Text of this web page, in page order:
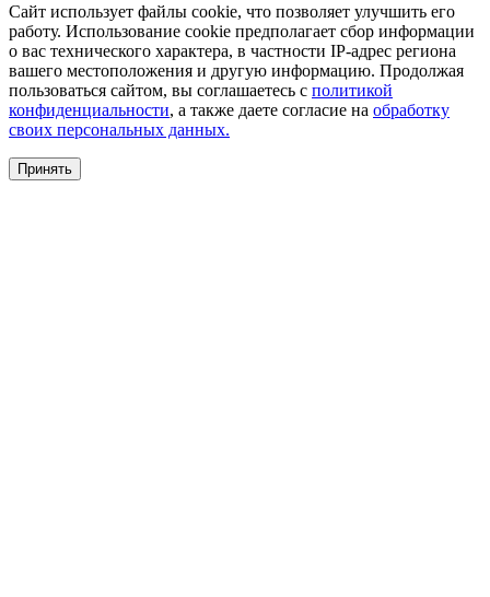
Сайт использует файлы cookie, что позволяет улучшить его
работу. Использование cookie предполагает сбор информации
о вас технического характера, в частности IP-адрес региона
вашего местоположения и другую информацию. Продолжая
пользоваться сайтом, вы соглашаетесь с политикой
конфиденциальности, а также даете согласие на обработку
своих персональных данных.
Принять